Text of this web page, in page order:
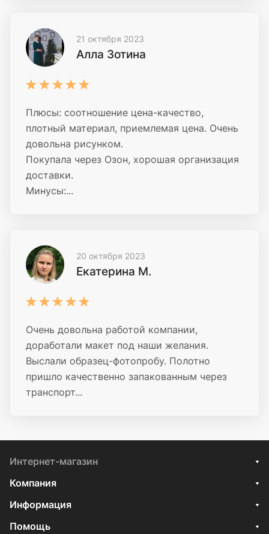
21 октября 2023
Алла Зотина
Плюсы: соотношение цена-качество,
плотный материал, приемлемая цена. Очень
довольна рисунком.
Покупала через Озон, хорошая организация
доставки.
Минусы:...
20 октября 2023
Екатерина М.
Очень довольна работой компании,
доработали макет под наши желания.
Выслали образец-фотопробу. Полотно
пришло качественно запакованным через
транспорт...
Интернет-магазин
Компания
Информация
Помощь